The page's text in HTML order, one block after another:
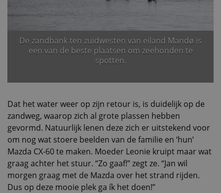
De zandbank ten zuidwesten van eiland Mandø is
een van de beste plaatsen om zeehonden te
spotten.
Dat het water weer op zijn retour is, is duidelijk op de
zandweg, waarop zich al grote plassen hebben
gevormd. Natuurlijk lenen deze zich er uitstekend voor
om nog wat stoere beelden van de familie en ‘hun’
Mazda CX-60 te maken. Moeder Leonie kruipt maar wat
graag achter het stuur. “Zo gaaf!” zegt ze. “Jan wil
morgen graag met de Mazda over het strand rijden.
Dus op deze mooie plek ga ík het doen!”